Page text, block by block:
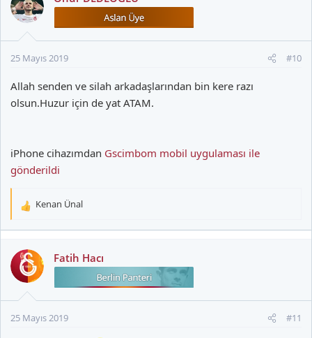
25 Mayıs 2019 #10
Allah senden ve silah arkadaşlarından bin kere razı
olsun.Huzur için de yat ATAM.
iPhone cihazımdan Gscimbom mobil uygulaması ile
gönderildi
T
k
i
l
:
Kenan Ünal
Fatih Hacı
25 Mayıs 2019 #11